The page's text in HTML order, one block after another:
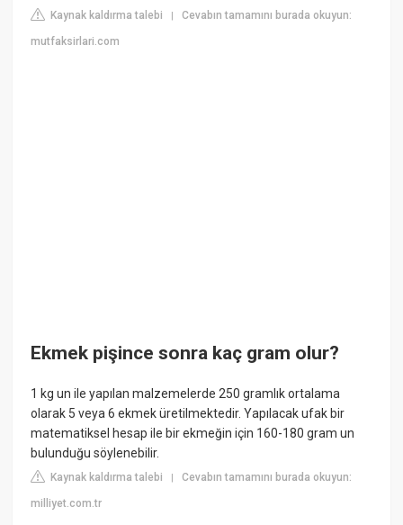
Kaynak kaldırma talebi |Cevabın tamamını burada okuyun:
mutfaksirlari.com
Ekmek pişince sonra kaç gram olur?
1 kg un ile yapılan malzemelerde 250 gramlık ortalama
olarak 5 veya 6 ekmek üretilmektedir. Yapılacak ufak bir
matematiksel hesap ile bir ekmeğin için 160-180 gram un
bulunduğu söylenebilir.
Kaynak kaldırma talebi |Cevabın tamamını burada okuyun:
milliyet.com.tr